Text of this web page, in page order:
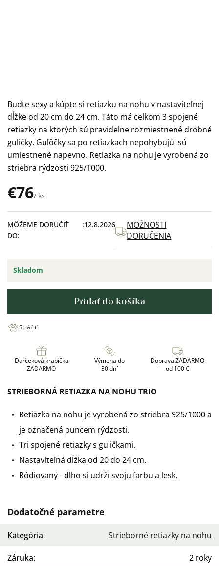
€76/ ks
Jednotková
cena:
Skladom
MÔŽEME DORUČIŤ
DO:
12.8.2026
MOŽNOSTI
DORUČENIA
Pridať do košíka
Buďte sexy a kúpte si retiazku na nohu v nastaviteľnej
dĺžke od 20 cm do 24 cm. Táto má celkom 3 spojené
retiazky na ktorých sú pravidelne rozmiestnené drobné
guličky. Guľôčky sa po retiazkach nepohybujú, sú
umiestnené napevno. Retiazka na nohu je vyrobená zo
striebra rýdzosti 925/1000.
Strážiť
Darčeková krabička
ZADARMO
Výmena do
30 dní
Doprava ZADARMO
od 100 €
STRIEBORNÁ RETIAZKA NA NOHU TRIO
Retiazka na nohu je vyrobená zo striebra 925/1000 a
je označená puncem rýdzosti.
Tri spojené retiazky s guličkami.
Nastaviteľná dĺžka od 20 do 24 cm.
Ródiovaný - dlho si udrží svoju farbu a lesk.
Dodatočné parametre
Kategória: Strieborné retiazky na nohu
Záruka: 2 roky